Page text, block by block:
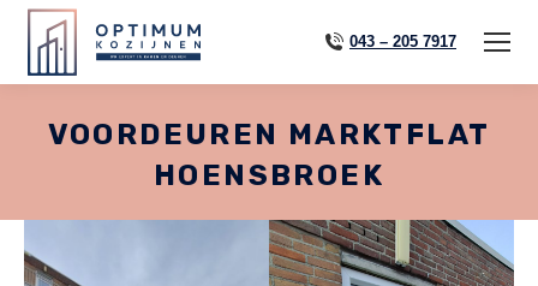
043 – 205 7917
VOORDEUREN MARKTFLAT
HOENSBROEK